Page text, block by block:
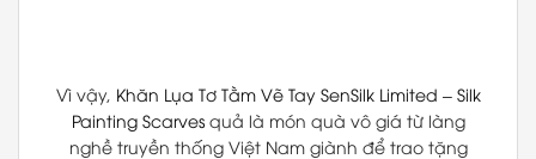
Vì vậy, Khăn Lụa Tơ Tằm Vẽ Tay SenSilk Limited – Silk
Painting Scarvesquả là món quà vô giá từ làng
nghề truyền thống Việt Nam giành để trao tặng